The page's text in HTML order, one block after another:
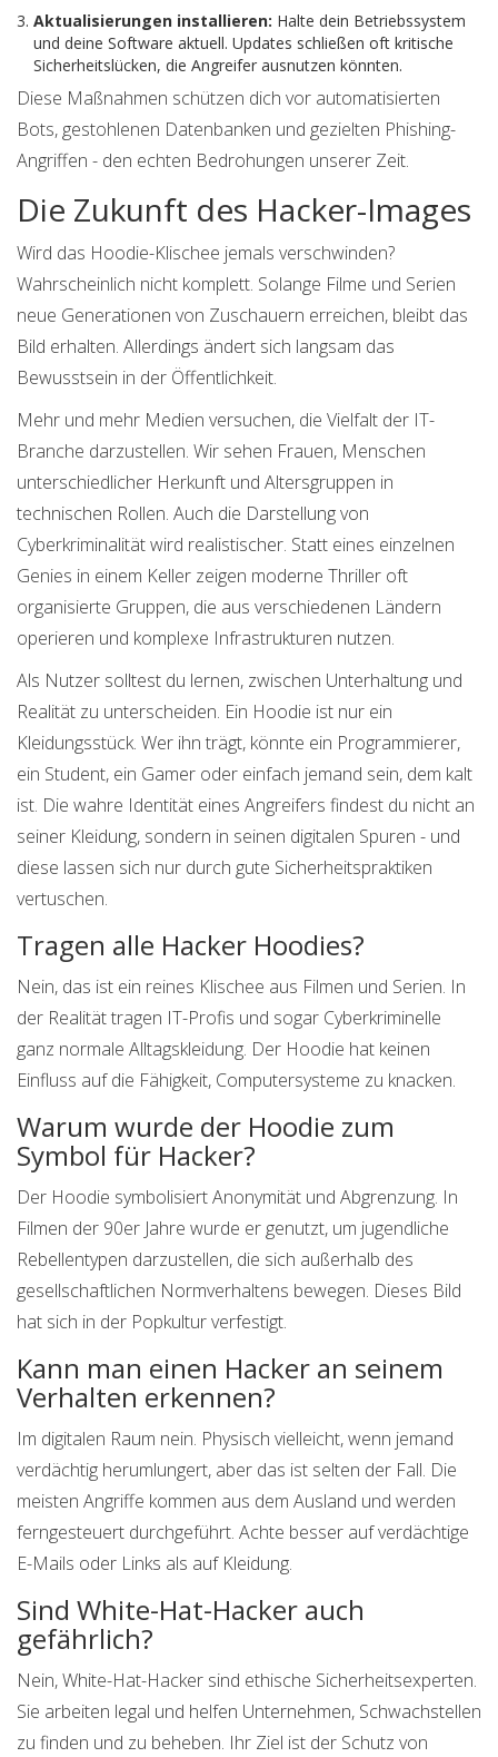
Aktualisierungen installieren: Halte dein Betriebssystem
und deine Software aktuell. Updates schließen oft kritische
Sicherheitslücken, die Angreifer ausnutzen könnten.
Diese Maßnahmen schützen dich vor automatisierten
Bots, gestohlenen Datenbanken und gezielten Phishing-
Angriffen - den echten Bedrohungen unserer Zeit.
Die Zukunft des Hacker-Images
Wird das Hoodie-Klischee jemals verschwinden?
Wahrscheinlich nicht komplett. Solange Filme und Serien
neue Generationen von Zuschauern erreichen, bleibt das
Bild erhalten. Allerdings ändert sich langsam das
Bewusstsein in der Öffentlichkeit.
Mehr und mehr Medien versuchen, die Vielfalt der IT-
Branche darzustellen. Wir sehen Frauen, Menschen
unterschiedlicher Herkunft und Altersgruppen in
technischen Rollen. Auch die Darstellung von
Cyberkriminalität wird realistischer. Statt eines einzelnen
Genies in einem Keller zeigen moderne Thriller oft
organisierte Gruppen, die aus verschiedenen Ländern
operieren und komplexe Infrastrukturen nutzen.
Als Nutzer solltest du lernen, zwischen Unterhaltung und
Realität zu unterscheiden. Ein Hoodie ist nur ein
Kleidungsstück. Wer ihn trägt, könnte ein Programmierer,
ein Student, ein Gamer oder einfach jemand sein, dem kalt
ist. Die wahre Identität eines Angreifers findest du nicht an
seiner Kleidung, sondern in seinen digitalen Spuren - und
diese lassen sich nur durch gute Sicherheitspraktiken
vertuschen.
Tragen alle Hacker Hoodies?
Nein, das ist ein reines Klischee aus Filmen und Serien. In
der Realität tragen IT-Profis und sogar Cyberkriminelle
ganz normale Alltagskleidung. Der Hoodie hat keinen
Einfluss auf die Fähigkeit, Computersysteme zu knacken.
Warum wurde der Hoodie zum
Symbol für Hacker?
Der Hoodie symbolisiert Anonymität und Abgrenzung. In
Filmen der 90er Jahre wurde er genutzt, um jugendliche
Rebellentypen darzustellen, die sich außerhalb des
gesellschaftlichen Normverhaltens bewegen. Dieses Bild
hat sich in der Popkultur verfestigt.
Kann man einen Hacker an seinem
Verhalten erkennen?
Im digitalen Raum nein. Physisch vielleicht, wenn jemand
verdächtig herumlungert, aber das ist selten der Fall. Die
meisten Angriffe kommen aus dem Ausland und werden
ferngesteuert durchgeführt. Achte besser auf verdächtige
E-Mails oder Links als auf Kleidung.
Sind White-Hat-Hacker auch
gefährlich?
Nein, White-Hat-Hacker sind ethische Sicherheitsexperten.
Sie arbeiten legal und helfen Unternehmen, Schwachstellen
zu finden und zu beheben. Ihr Ziel ist der Schutz von